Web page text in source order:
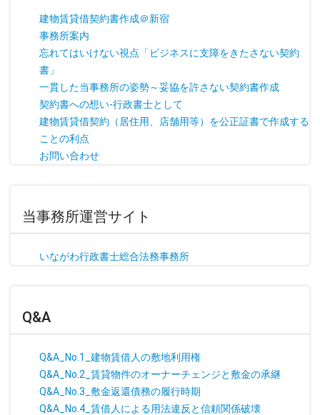
建物賃貸借契約書作成＠新宿
事務所案内
忘れてはいけない視点「ビジネスに支障をきたさない契約
書」
一貫した当事務所の姿勢～妥協を許さない契約書作成
契約書への想い-行政書士として
建物賃貸借契約（居住用、店舗用等）を公正証書で作成する
ことの利点
お問い合わせ
当事務所運営サイト
いながわ行政書士総合法務事務所
Q&A
Q&A_No.1_建物賃借人の敷地利用権
Q&A_No.2_賃貸物件のオーナーチェンジと敷金の承継
Q&A_No.3_敷金返還債務の履行時期
Q&A_No.4_賃借人による用法違反と信頼関係破壊